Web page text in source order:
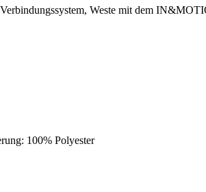
Weste mit dem
100% Polyester